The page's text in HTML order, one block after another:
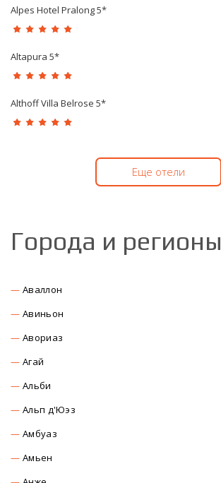
Alpes Hotel Pralong 5*
Altapura 5*
Althoff Villa Belrose 5*
Еще отели
Города и регионы
Аваллон
Авиньон
Авориаз
Агай
Альби
Альп д'Юэз
Амбуаз
Амьен